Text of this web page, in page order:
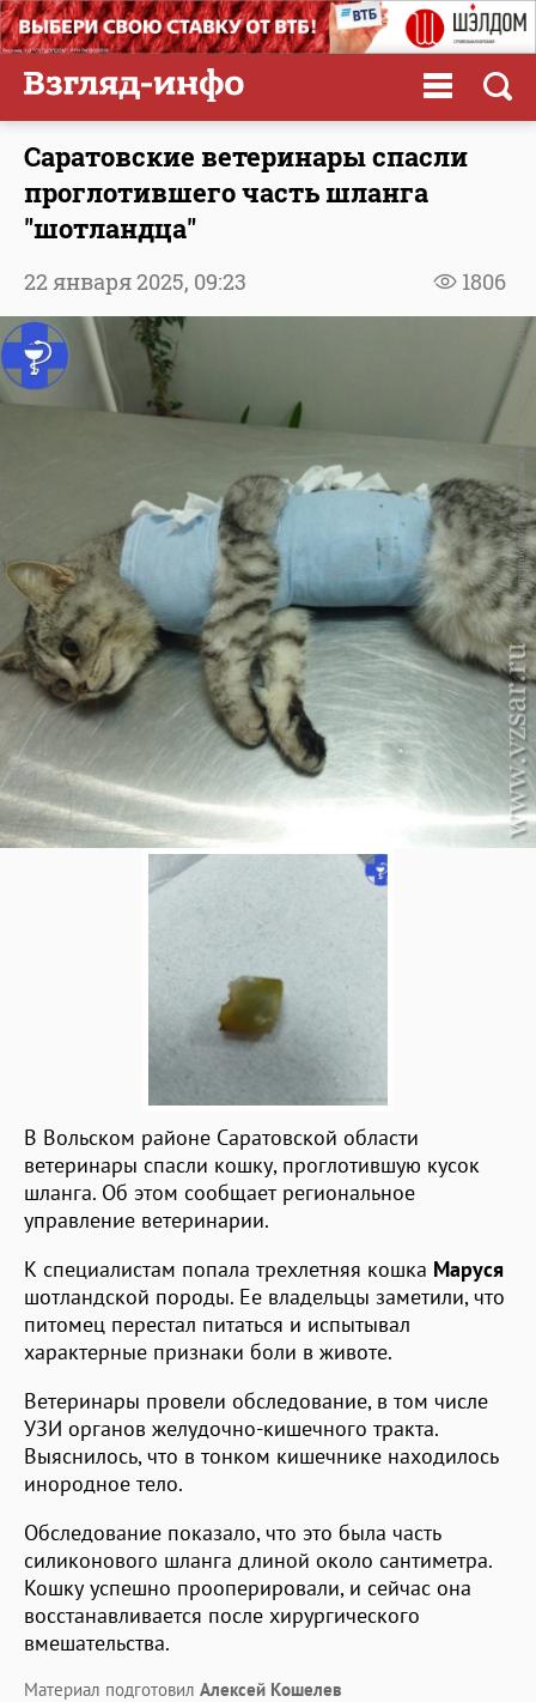
Саратовские ветеринары спасли
проглотившего часть шланга
"шотландца"
1806
22 января 2025, 09:23
В Вольском районе Саратовской области
ветеринары спасли кошку, проглотившую кусок
шланга. Об этом сообщает региональное
управление ветеринарии.
К специалистам попала трехлетняя кошка Маруся
шотландской породы. Ее владельцы заметили, что
питомец перестал питаться и испытывал
характерные признаки боли в животе.
Ветеринары провели обследование, в том числе
УЗИ органов желудочно-кишечного тракта.
Выяснилось, что в тонком кишечнике находилось
инородное тело.
Обследование показало, что это была часть
силиконового шланга длиной около сантиметра.
Кошку успешно прооперировали, и сейчас она
восстанавливается после хирургического
вмешательства.
Материал подготовил Алексей Кошелев